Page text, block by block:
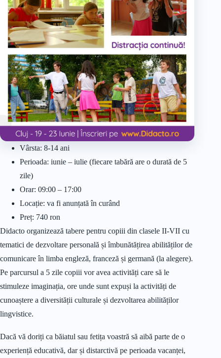
Vârsta: 8-14 ani
Perioada: iunie – iulie (fiecare tabără are o durată de 5
zile)
Orar: 09:00 – 17:00
Locație: va fi anunțată în curând
Preț: 740 ron
Didacto organizează tabere pentru copiii din clasele II-VII cu
tematici de dezvoltare personală și îmbunătățirea abilităților de
comunicare în limba engleză, franceză și germană (la alegere).
Pe parcursul a 5 zile copiii vor avea activități care să le
stimuleze imaginația, ore unde sunt expuși la activități de
cunoaștere a diversității culturale și dezvoltarea abilităților
lingvistice.
Dacă vă doriți ca băiatul sau fetița voastră să aibă parte de o
experiență educativă, dar și distarctivă pe perioada vacanței,